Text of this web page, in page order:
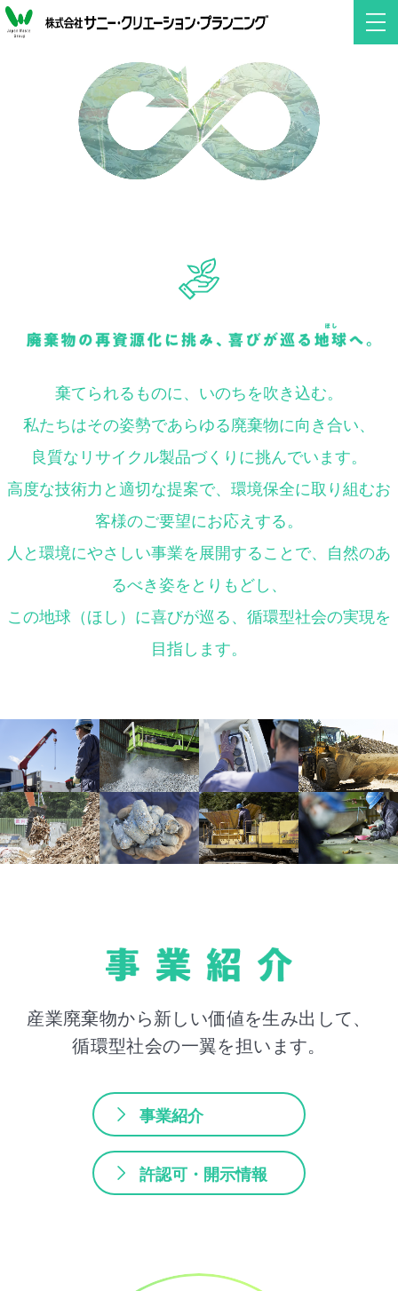
棄てられるものに、いのちを吹き込む。
私たちはその姿勢であらゆる廃棄物に向き合い、
良質なリサイクル製品づくりに挑んでいます。
高度な技術力と適切な提案で、 環境保全に取り組むお
客様のご要望にお応えする。
人と環境にやさしい事業を展開することで、 自然のあ
るべき姿をとりもどし、
この地球（ほし）に喜びが巡る、 循環型社会の実現を
目指します。
産業廃棄物から新しい価値を生み出して、
循環型社会の一翼を担います。
事業紹介
許認可・開示情報